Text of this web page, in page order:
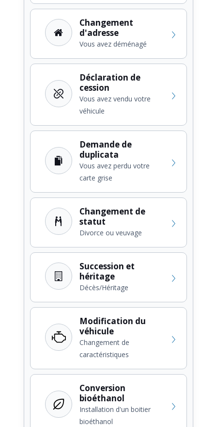
Changement
d'adresse
Vous avez déménagé
Déclaration de
cession
Vous avez vendu votre
véhicule
Demande de
duplicata
Vous avez perdu votre
carte grise
Changement de
statut
Divorce ou veuvage
Succession et
héritage
Décès/Héritage
Modification du
véhicule
Changement de
caractéristiques
Conversion
bioéthanol
Installation d'un boitier
bioéthanol